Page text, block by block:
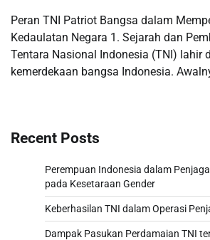
Peran TNI Patriot Bangsa dalam
Kedaulatan Negara 1. Sejarah dan
Tentara Nasional Indonesia (TNI) lahir
kemerdekaan bangsa Indonesia.
Recent Posts
Perempuan Indonesia dalam
pada Kesetaraan Gender
Keberhasilan TNI dalam Operasi
Dampak Pasukan Perdamaian TNI